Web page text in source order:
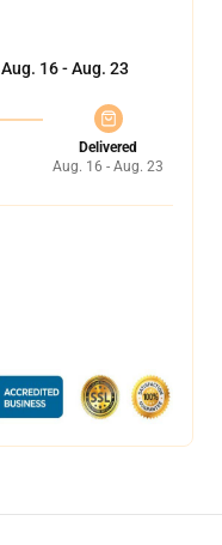
Aug. 16 - Aug. 23
Delivered
Aug. 16 - Aug. 23